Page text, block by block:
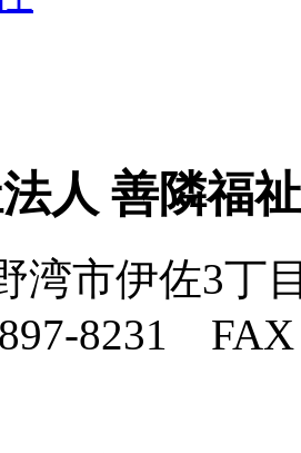
人 善隣福
湾市伊佐3丁
8231 FAX